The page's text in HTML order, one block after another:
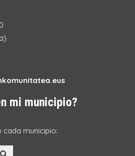
mi municipio?
municipio: